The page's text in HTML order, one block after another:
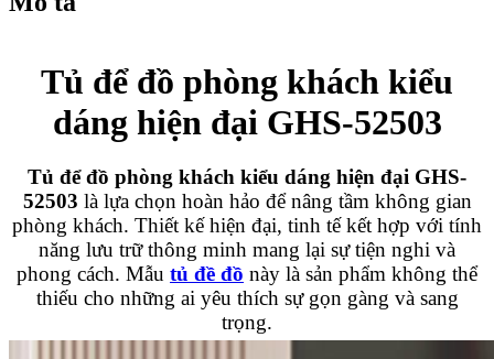
Tủ để đồ phòng khách kiểu
dáng hiện đại GHS-52503
Tủ để đồ phòng khách kiểu dáng hiện đại GHS-
52503 là lựa chọn hoàn hảo để nâng tầm không gian
phòng khách. Thiết kế hiện đại, tinh tế kết hợp với tính
năng lưu trữ thông minh mang lại sự tiện nghi và
phong cách. Mẫu tủ đề đồ này là sản phẩm không thể
thiếu cho những ai yêu thích sự gọn gàng và sang
trọng.